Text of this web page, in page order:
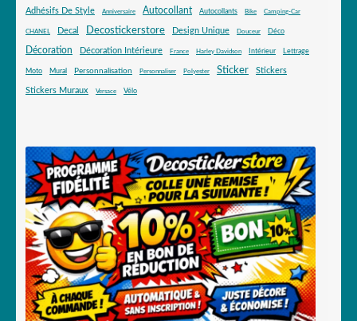
Adhésifs De Style Anniversaire Autocollant Autocollants Bike Camping-Car
CHANEL Decal Decostickerstore Design Unique Douceur Déco
Décoration Décoration Intérieure France Harley Davidson Intérieur Lettrage
Moto Mural Personnalisation Personnaliser Polyester Sticker Stickers
Stickers Muraux Versace Vélo